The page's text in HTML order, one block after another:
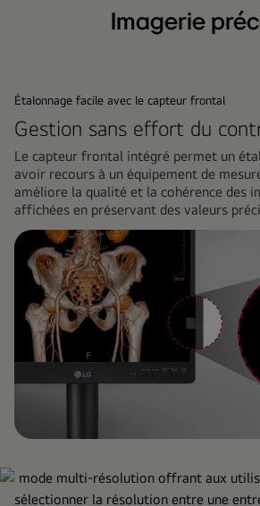
Imagerie
Étalonnage facile avec le capteur frontal
Gestion sans effort du
Le capteur frontal intégré permet un
avoir recours à un équipement de
améliore la qualité et la cohérence des
affichées en préservant des valeurs